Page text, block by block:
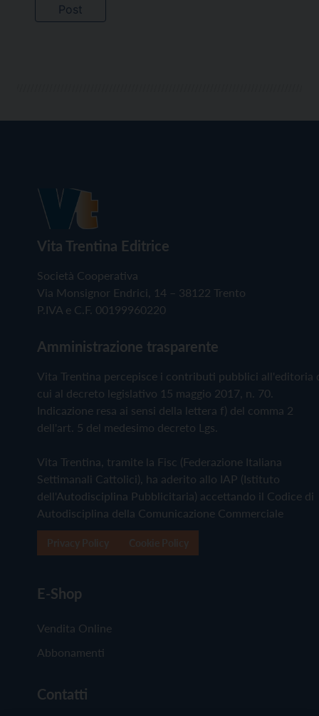
Vita Trentina Editrice
Società Cooperativa
Via Monsignor Endrici, 14 – 38122 Trento
P.IVA e C.F. 00199960220
Amministrazione trasparente
Vita Trentina percepisce i contributi pubblici all'editoria
cui al decreto legislativo 15 maggio 2017, n. 70.
Indicazione resa ai sensi della lettera f) del comma 2
dell'art. 5 del medesimo decreto Lgs.
Vita Trentina, tramite la Fisc (Federazione Italiana
Settimanali Cattolici), ha aderito allo IAP (Istituto
dell'Autodisciplina Pubblicitaria) accettando il Codice di
Autodisciplina della Comunicazione Commerciale
E-Shop
Vendita Online
Abbonamenti
Contatti